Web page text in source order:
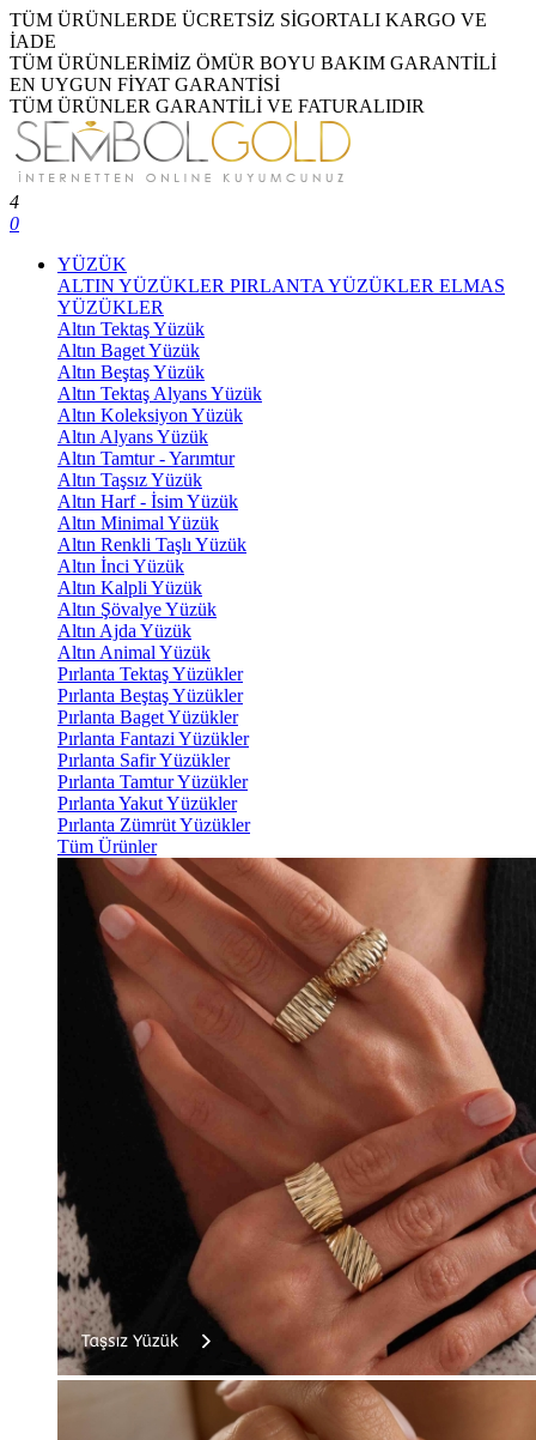
TÜM ÜRÜNLERDE ÜCRETSİZ SİGORTALI KARGO VE
İADE
TÜM ÜRÜNLERİMİZ ÖMÜR BOYU BAKIM GARANTİLİ
EN UYGUN FİYAT GARANTİSİ
TÜM ÜRÜNLER GARANTİLİ VE FATURALIDIR
4
0
YÜZÜK
ALTIN YÜZÜKLER PIRLANTA YÜZÜKLER ELMAS
YÜZÜKLER
Altın Tektaş Yüzük
Altın Baget Yüzük
Altın Beştaş Yüzük
Altın Tektaş Alyans Yüzük
Altın Koleksiyon Yüzük
Altın Alyans Yüzük
Altın Tamtur - Yarımtur
Altın Taşsız Yüzük
Altın Harf - İsim Yüzük
Altın Minimal Yüzük
Altın Renkli Taşlı Yüzük
Altın İnci Yüzük
Altın Kalpli Yüzük
Altın Şövalye Yüzük
Altın Ajda Yüzük
Altın Animal Yüzük
Pırlanta Tektaş Yüzükler
Pırlanta Beştaş Yüzükler
Pırlanta Baget Yüzükler
Pırlanta Fantazi Yüzükler
Pırlanta Safir Yüzükler
Pırlanta Tamtur Yüzükler
Pırlanta Yakut Yüzükler
Pırlanta Zümrüt Yüzükler
Tüm Ürünler